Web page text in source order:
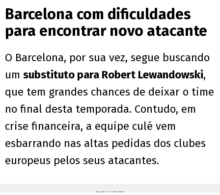
Barcelona com dificuldades
para encontrar novo atacante
O Barcelona, por sua vez, segue buscando
um substituto para Robert Lewandowski,
que tem grandes chances de deixar o time
no final desta temporada. Contudo, em
crise financeira, a equipe culé vem
esbarrando nas altas pedidas dos clubes
europeus pelos seus atacantes.